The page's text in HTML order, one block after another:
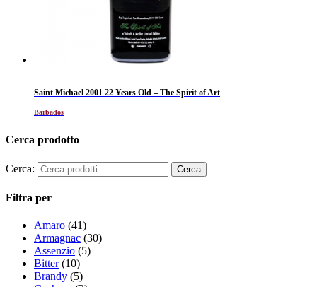
Saint Michael 2001 22 Years Old – The Spirit of Art
Barbados
Cerca prodotto
Cerca:
Filtra per
Amaro (41)
Armagnac (30)
Assenzio (5)
Bitter (10)
Brandy (5)